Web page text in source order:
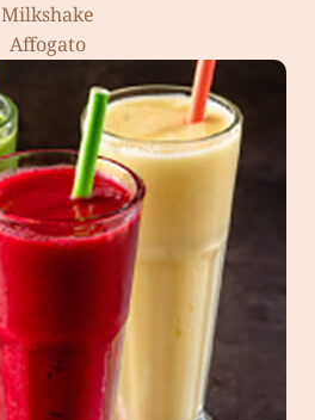
Milkshake
Affogato